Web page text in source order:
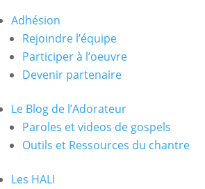
Adhésion
Rejoindre l’équipe
Participer à l’oeuvre
Devenir partenaire
Le Blog de l’Adorateur
Paroles et videos de gospels
Outils et Ressources du chantre
Les HALI